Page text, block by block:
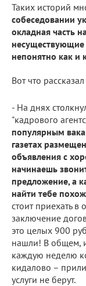
Таких историй
собеседовании
окладная часть
непонятно как и
Вот что
- На днях
"кадрового
популярным
газетах
объявления с
начинаешь
предложение, а
найти тебе
стоит приехать в
заключение
это целых 900
нашли! В общем,
каждую неделю
кидалово –
услуги не берут.